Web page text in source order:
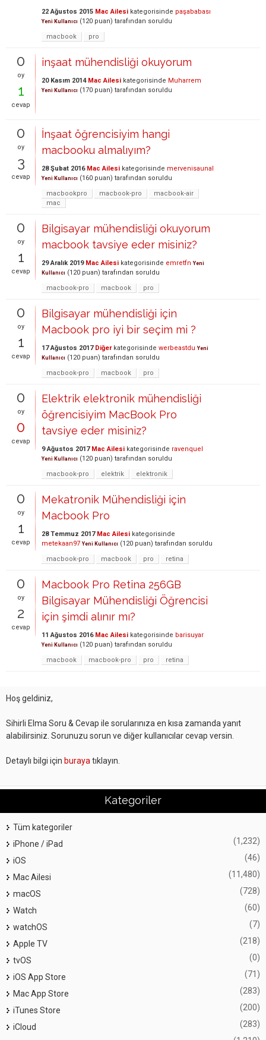
22 Ağustos 2015 Mac Ailesi kategorisinde paşababası
Yeni Kullanıcı (120 puan) tarafından soruldu
macbook
pro
0
oy
1
cevap
inşaat mühendisliği okuyorum
20 Kasım 2014 Mac Ailesi kategorisinde Muharrem
Yeni Kullanıcı (170 puan) tarafından soruldu
0
oy
3
cevap
İnşaat öğrencisiyim hangi
macbooku almalıyım?
28 Şubat 2016 Mac Ailesi kategorisinde mervenisaunal
Yeni Kullanıcı (160 puan) tarafından soruldu
macbookpro
macbook-pro
macbook-air
mac
0
oy
1
cevap
Bilgisayar mühendisliği okuyorum
macbook tavsiye eder misiniz?
29 Aralık 2019 Mac Ailesi kategorisinde emretfn Yeni
Kullanıcı (120 puan) tarafından soruldu
macbook-pro
macbook pro
0
oy
1
cevap
Bilgisayar mühendisliği için
Macbook pro iyi bir seçim mi ?
17 Ağustos 2017 Diğerkategorisinde werbeastdu Yeni
Kullanıcı (120 puan) tarafından soruldu
macbook-pro
macbook pro
0
oy
0
cevap
Elektrik elektronik mühendisliği
öğrencisiyim MacBook Pro
tavsiye eder misiniz?
9 Ağustos 2017 Mac Ailesi kategorisinde ravenquel
Yeni Kullanıcı (120 puan) tarafından soruldu
macbook-pro
elektrik elektronik
0
oy
1
cevap
Mekatronik Mühendisliği için
Macbook Pro
28 Temmuz 2017 Mac Ailesi kategorisinde
metekaan97 Yeni Kullanıcı (120 puan) tarafından soruldu
macbook-pro
macbook pro retina
0
oy
2
cevap
Macbook Pro Retina 256GB
Bilgisayar Mühendisliği Öğrencisi
için şimdi alınır mı?
11 Ağustos 2016 Mac Ailesi kategorisinde barisuyar
Yeni Kullanıcı (120 puan) tarafından soruldu
macbook
macbook-pro pro retina
Hoş geldiniz,
Sihirli Elma Soru & Cevap ile sorularınıza en kısa zamanda yanıt
alabilirsiniz. Sorunuzu sorun ve diğer kullanıcılar cevap versin.
Detaylı bilgi için buraya tıklayın.
Kategoriler
Tüm kategoriler
iPhone / iPad
(1,232)
iOS (46)
Mac Ailesi (11,480)
macOS (728)
Watch (60)
watchOS (7)
Apple TV (218)
tvOS (0)
iOS App Store (71)
Mac App Store (283)
iTunes Store (200)
iCloud (283)